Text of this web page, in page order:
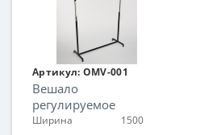
Артикул: OMV-001
Вешало
регулируемое
Ширина
1500